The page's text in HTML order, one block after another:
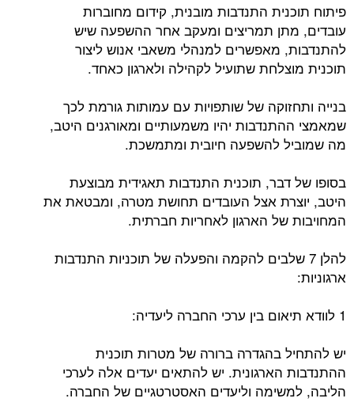
פיתוח תוכנית התנדבות מובנית, קידום מחוברות
עובדים, מתן תמריצים ומעקב אחר ההשפעה שיש
להתנדבות, מאפשרים למנהלי משאבי אנוש ליצור
תוכנית מוצלחת שתועיל לקהילה ולארגון כאחד.
בנייה ותחזוקה של שותפויות עם עמותות גורמת לכך
שמאמצי ההתנדבות יהיו משמעותיים ומאורגנים היטב,
מה שמוביל להשפעה חיובית ומתמשכת.
בסופו של דבר, תוכנית התנדבות תאגידית מבוצעת
היטב, יוצרת אצל העובדים תחושת מטרה, ומבטאת את
המחויבות של הארגון לאחריות חברתית.
להלן 7 שלבים להקמה והפעלה של תוכניות התנדבות
ארגוניות:
1 לוודא תיאום בין ערכי החברה ליעדיה:
יש להתחיל בהגדרה ברורה של מטרות תוכנית
ההתנדבות הארגונית. יש להתאים יעדים אלה לערכי
הליבה, למשימה וליעדים האסטרטגיים של החברה.